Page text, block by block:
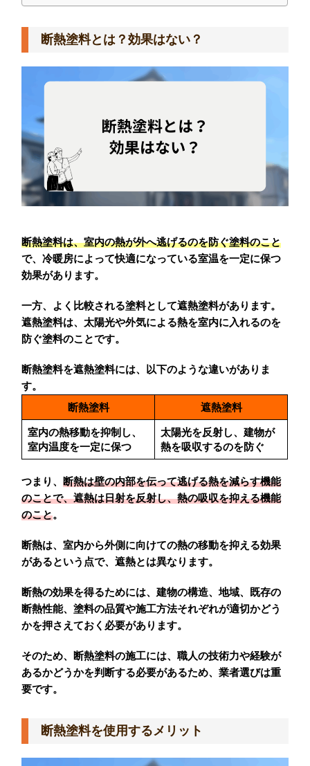
断熱塗料とは？効果はない？
断熱塗料は、室内の熱が外へ逃げるのを防ぐ塗料のこと
で、冷暖房によって快適になっている室温を一定に保つ
効果があります。
一方、よく比較される塗料として遮熱塗料があります。
遮熱塗料は、太陽光や外気による熱を室内に入れるのを
防ぐ塗料のことです。
断熱塗料を遮熱塗料には、以下のような違いがありま
す。
断熱塗料
遮熱塗料
室内の熱移動を抑制し、
室内温度を一定に保つ
太陽光を反射し、建物が
熱を吸収するのを防ぐ
つまり、断熱は壁の内部を伝って逃げる熱を減らす機能
のことで、遮熱は日射を反射し、熱の吸収を抑える機能
のこと。
断熱は、室内から外側に向けての熱の移動を抑える効果
があるという点で、遮熱とは異なります。
断熱の効果を得るためには、建物の構造、地域、既存の
断熱性能、塗料の品質や施工方法それぞれが適切かどう
かを押さえておく必要があります。
そのため、断熱塗料の施工には、職人の技術力や経験が
あるかどうかを判断する必要があるため、業者選びは重
要です。
断熱塗料を使用するメリット